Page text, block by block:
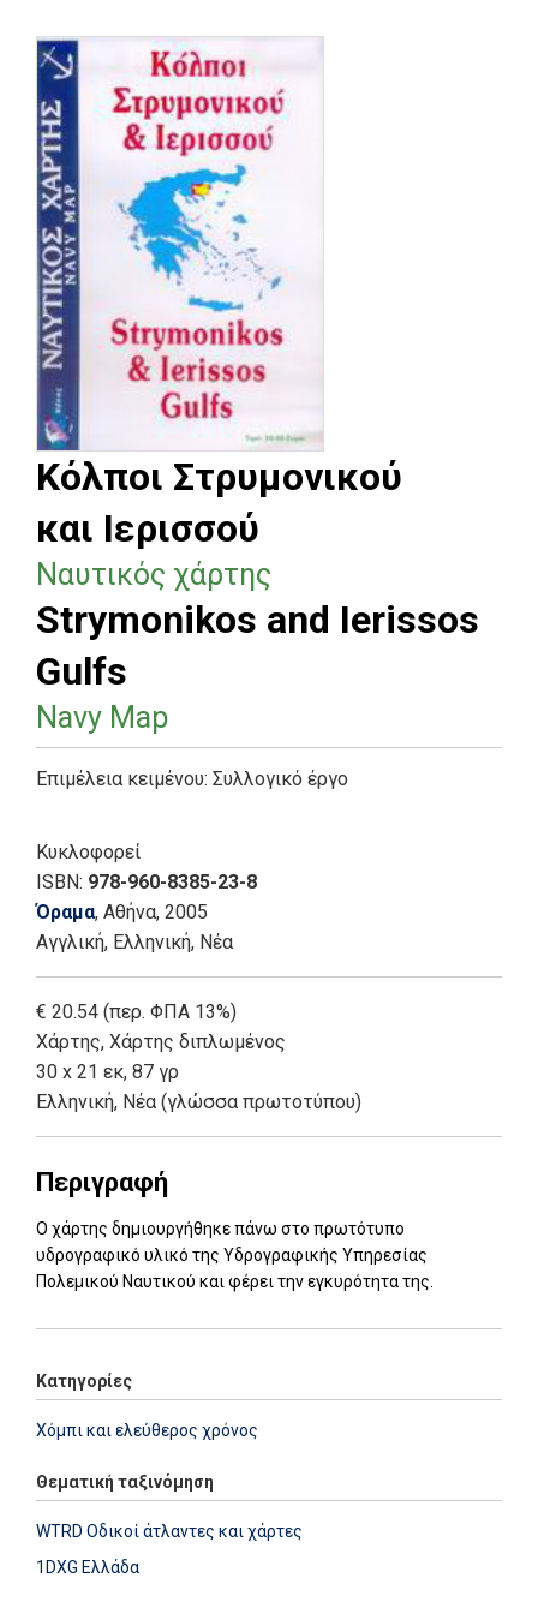
Κόλποι Στρυμονικού
και Ιερισσού
Ναυτικός χάρτης
Strymonikos and Ierissos
Gulfs
Navy Map
Επιμέλεια κειμένου: Συλλογικό έργο
Κυκλοφορεί
ISBN: 978-960-8385-23-8
Όραμα, Αθήνα, 2005
Αγγλική, Ελληνική, Νέα
€ 20.54 (περ. ΦΠΑ 13%)
Χάρτης, Χάρτης διπλωμένος
30 x 21 εκ, 87 γρ
Ελληνική, Νέα (γλώσσα πρωτοτύπου)
Περιγραφή
Ο χάρτης δημιουργήθηκε πάνω στο πρωτότυπο
υδρογραφικό υλικό της Υδρογραφικής Υπηρεσίας
Πολεμικού Ναυτικού και φέρει την εγκυρότητα της.
Κατηγορίες
Χόμπι και ελεύθερος χρόνος
Θεματική ταξινόμηση
WTRD Οδικοί άτλαντες και χάρτες
1DXG Ελλάδα